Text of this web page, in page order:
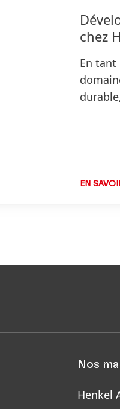
chez
En tant
EN
Nos
Henkel